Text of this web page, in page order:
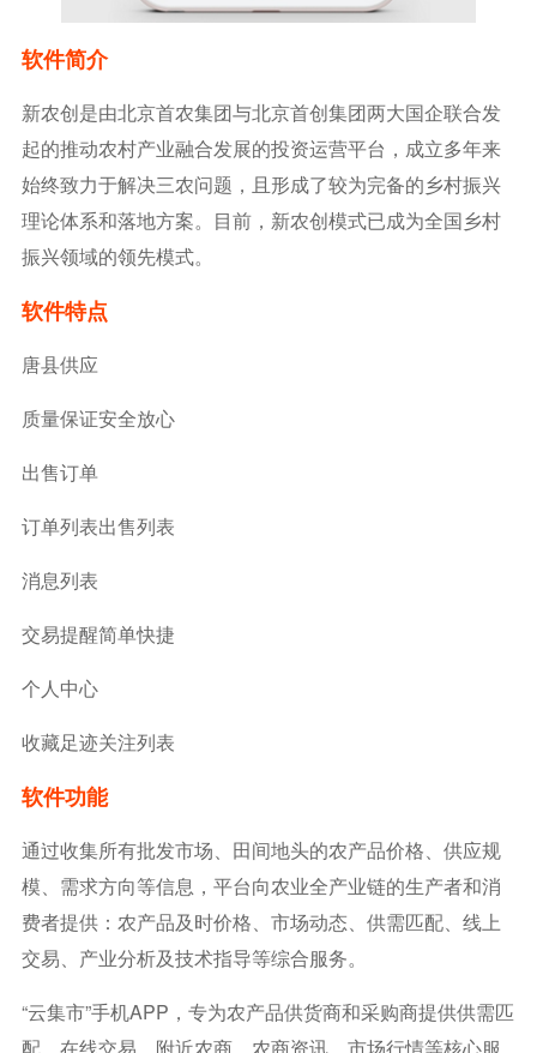
软件简介
新农创是由北京首农集团与北京首创集团两大国企联合发
起的推动农村产业融合发展的投资运营平台，成立多年来
始终致力于解决三农问题，且形成了较为完备的乡村振兴
理论体系和落地方案。目前，新农创模式已成为全国乡村
振兴领域的领先模式。
软件特点
唐县供应
质量保证安全放心
出售订单
订单列表出售列表
消息列表
交易提醒简单快捷
个人中心
收藏足迹关注列表
软件功能
通过收集所有批发市场、田间地头的农产品价格、供应规
模、需求方向等信息，平台向农业全产业链的生产者和消
费者提供：农产品及时价格、市场动态、供需匹配、线上
交易、产业分析及技术指导等综合服务。
“云集市”手机APP，专为农产品供货商和采购商提供供需匹
配、在线交易、附近农商、农商资讯、市场行情等核心服